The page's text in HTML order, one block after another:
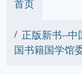
首页
正版新书--
国书籍国学馆